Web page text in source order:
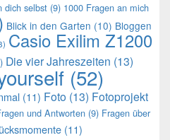
dich selbst (9) 1000 Fragen an mich
Blick in den Garten (10) Bloggen
Casio Exilim Z1200
Die vier Jahreszeiten (13)
(52)
(11) Foto (13) Fotoprojekt
und Antworten (9) Fragen über
(11)